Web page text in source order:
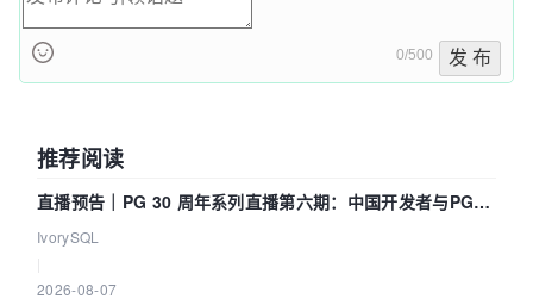
0/500 发 布
推荐阅读
直播预告｜PG 30 周年系列直播第六期：中国开发者与PG内
核——我们改得动吗？我们贡献了什么？
IvorySQL
2026-08-07